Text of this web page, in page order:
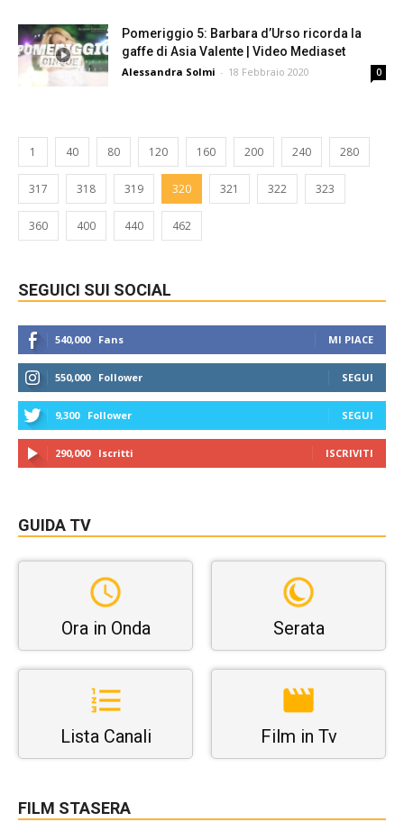
Pomeriggio 5: Barbara d’Urso ricorda la
gaffe di Asia Valente | Video Mediaset
Alessandra Solmi - 18 Febbraio 2020 0
1 40 80 120 160 200 240 280
317 318 319 320 321 322 323
360 400 440 462
SEGUICI SUI SOCIAL
540,000 Fans MI PIACE
550,000 Follower SEGUI
9,300 Follower SEGUI
290,000 Iscritti ISCRIVITI
GUIDA TV
Ora in Onda Serata
Lista Canali Film in Tv
FILM STASERA